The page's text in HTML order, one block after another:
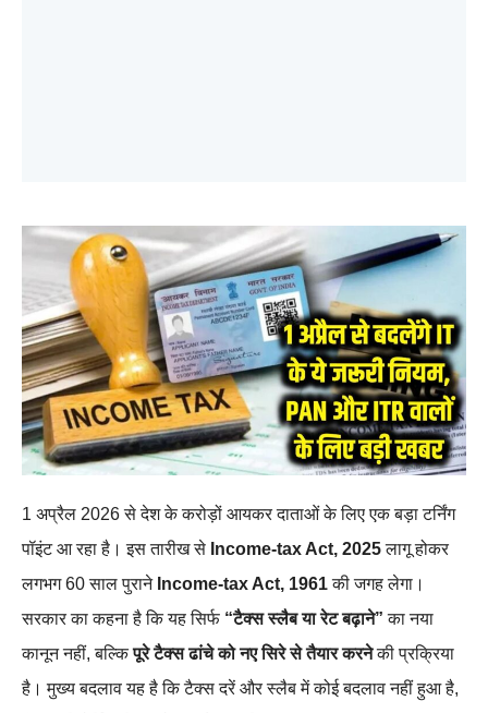
1 अप्रैल 2026 से देश के करोड़ों आयकर दाताओं के लिए एक बड़ा टर्निंग
पॉइंट आ रहा है। इस तारीख से Income‑tax Act, 2025लागू होकर
लगभग 60 साल पुराने Income‑tax Act, 1961की जगह लेगा।
सरकार का कहना है कि यह सिर्फ “टैक्स स्लैब या रेट बढ़ाने” का नया
कानून नहीं, बल्किपूरे टैक्स ढांचे को नए सिरे से तैयार करनेकी प्रक्रिया
है। मुख्य बदलाव यह है कि टैक्स दरें और स्लैब में कोई बदलाव नहीं हुआ है,